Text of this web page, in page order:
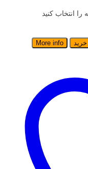
را انتخاب کنید
More info